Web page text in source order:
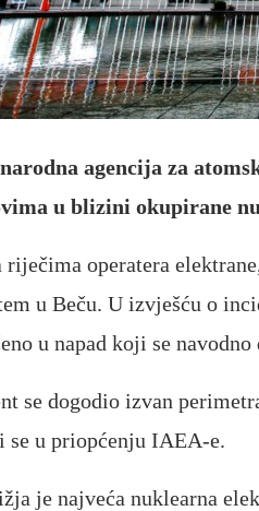
agencija za
u blizini okupirane
riječima operatera
u Beču. U izvješću o
u napad koji se navodno
se dogodio izvan
se u priopćenju IAEA-e.
je najveća nuklearna